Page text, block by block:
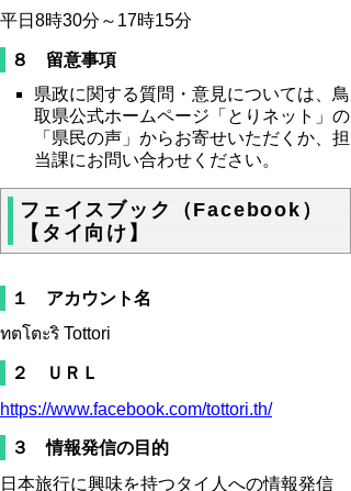
平日8時30分～17時15分
８ 留意事項
県政に関する質問・意見については、鳥
取県公式ホームページ「とりネット」の
「県民の声」からお寄せいただくか、担
当課にお問い合わせください。
フェイスブック（Facebook）
【タイ向け】
１ アカウント名
ทตโตะริ Tottori
２ ＵＲＬ
https://www.facebook.com/tottori.th/
３ 情報発信の目的
日本旅行に興味を持つタイ人への情報発信